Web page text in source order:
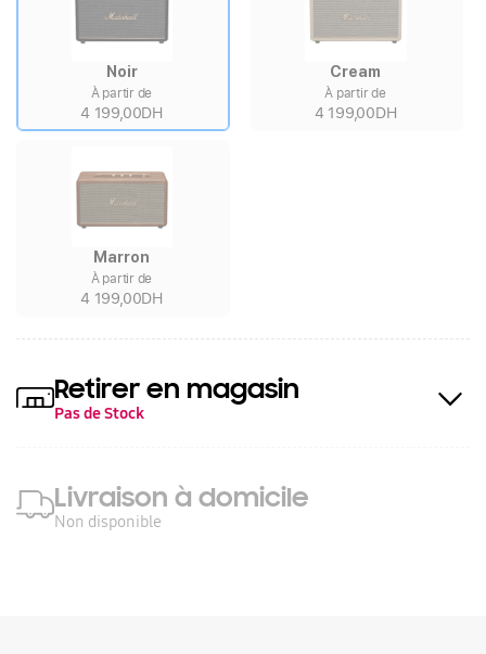
Noir
À partir de
4 199,00DH
Cream
À partir de
4 199,00DH
Marron
À partir de
4 199,00DH
Retirer en magasin
Pas de Stock
Livraison à domicile
Non disponible